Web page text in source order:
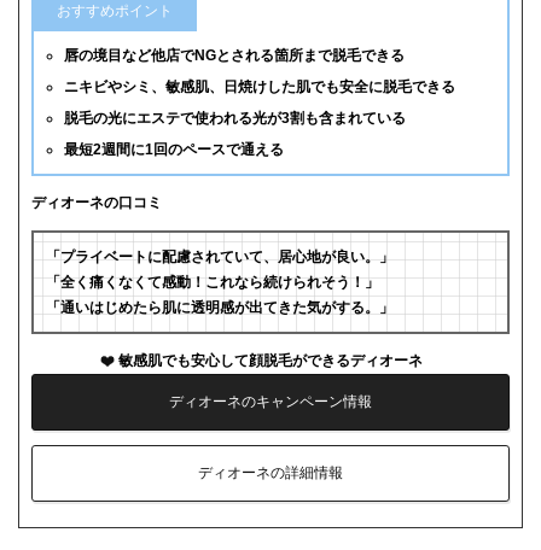
おすすめポイント
唇の境目など他店でNGとされる箇所まで脱毛できる
ニキビやシミ、敏感肌、日焼けした肌でも安全に脱毛できる
脱毛の光にエステで使われる光が3割も含まれている
最短2週間に1回のペースで通える
ディオーネの口コミ
「プライベートに配慮されていて、居心地が良い。」
「全く痛くなくて感動！これなら続けられそう！」
「通いはじめたら肌に透明感が出てきた気がする。」
敏感肌でも安心して顔脱毛ができるディオーネ
ディオーネのキャンペーン情報
ディオーネの詳細情報